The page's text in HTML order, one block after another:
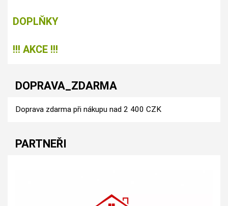
DOPLŇKY
!!! AKCE !!!
DOPRAVA_ZDARMA
Doprava zdarma při nákupu nad 2 400 CZK
PARTNEŘI